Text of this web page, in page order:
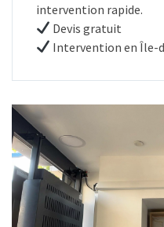
intervention rapide.
Devis gratuit
Intervention en Île-